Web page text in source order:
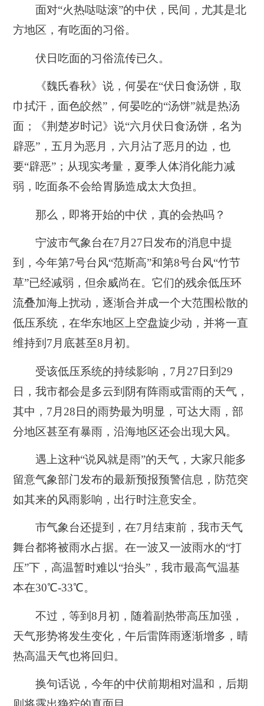
面对“火热哒哒滚”的中伏，民间，尤其是北
方地区，有吃面的习俗。
伏日吃面的习俗流传已久。
《魏氏春秋》说，何晏在“伏日食汤饼，取
巾拭汗，面色皎然”，何晏吃的“汤饼”就是热汤
面；《荆楚岁时记》说“六月伏日食汤饼，名为
辟恶”，五月为恶月，六月沾了恶月的边，也
要“辟恶”；从现实考量，夏季人体消化能力减
弱，吃面条不会给胃肠造成太大负担。
那么，即将开始的中伏，真的会热吗？
宁波市气象台在7月27日发布的消息中提
到，今年第7号台风“范斯高”和第8号台风“竹节
草”已经减弱，但余威尚在。它们的残余低压环
流叠加海上扰动，逐渐合并成一个大范围松散的
低压系统，在华东地区上空盘旋少动，并将一直
维持到7月底甚至8月初。
受该低压系统的持续影响，7月27日到29
日，我市都会是多云到阴有阵雨或雷雨的天气，
其中，7月28日的雨势最为明显，可达大雨，部
分地区甚至有暴雨，沿海地区还会出现大风。
遇上这种“说风就是雨”的天气，大家只能多
留意气象部门发布的最新预报预警信息，防范突
如其来的风雨影响，出行时注意安全。
市气象台还提到，在7月结束前，我市天气
舞台都将被雨水占据。在一波又一波雨水的“打
压”下，高温暂时难以“抬头”，我市最高气温基
本在30℃-33℃。
不过，等到8月初，随着副热带高压加强，
天气形势将发生变化，午后雷阵雨逐渐增多，晴
热高温天气也将回归。
换句话说，今年的中伏前期相对温和，后期